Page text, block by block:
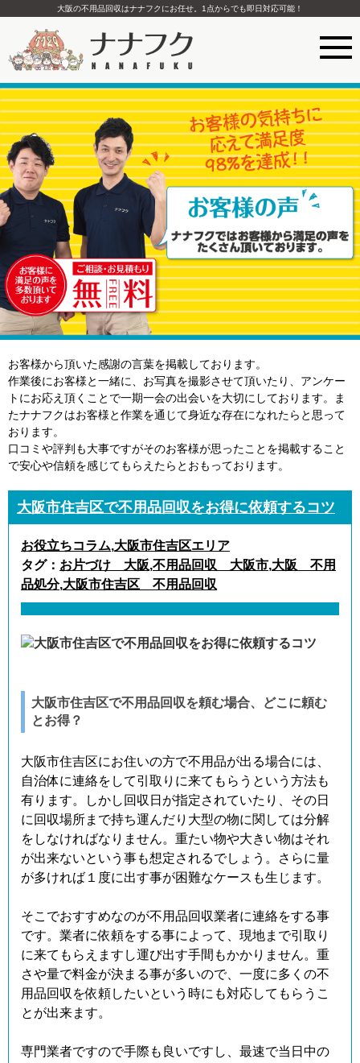
大阪の不用品回収はナナフクにお任せ。1点からでも即日対応可能！
お客様から頂いた感謝の言葉を掲載しております。
作業後にお客様と一緒に、お写真を撮影させて頂いたり、アンケー
トにお応え頂くことで一期一会の出会いを大切にしております。ま
たナナフクはお客様と作業を通じて身近な存在になれたらと思って
おります。
口コミや評判も大事ですがそのお客様が思ったことを掲載すること
で安心や信頼を感じてもらえたらとおもっております。
大阪市住吉区で不用品回収をお得に依頼するコツ
お役立ちコラム,大阪市住吉区エリア
タグ： お片づけ 大阪,不用品回収 大阪市,大阪 不用
品処分,大阪市住吉区 不用品回収
大阪市住吉区で不用品回収を頼む場合、どこに頼む
とお得？
大阪市住吉区にお住いの方で不用品が出る場合には、
自治体に連絡をして引取りに来てもらうという方法も
有ります。しかし回収日が指定されていたり、その日
に回収場所まで持ち運んだり大型の物に関しては分解
をしなければなりません。重たい物や大きい物はそれ
が出来ないという事も想定されるでしょう。さらに量
が多ければ１度に出す事が困難なケースも生じます。
そこでおすすめなのが不用品回収業者に連絡をする事
です。業者に依頼をする事によって、現地まで引取り
に来てもらえますし運び出す手間もかかりません。重
さや量で料金が決まる事が多いので、一度に多くの不
用品回収を依頼したいという時にも対応してもらうこ
とが出来ます。
専門業者ですので手際も良いですし、最速で当日中の